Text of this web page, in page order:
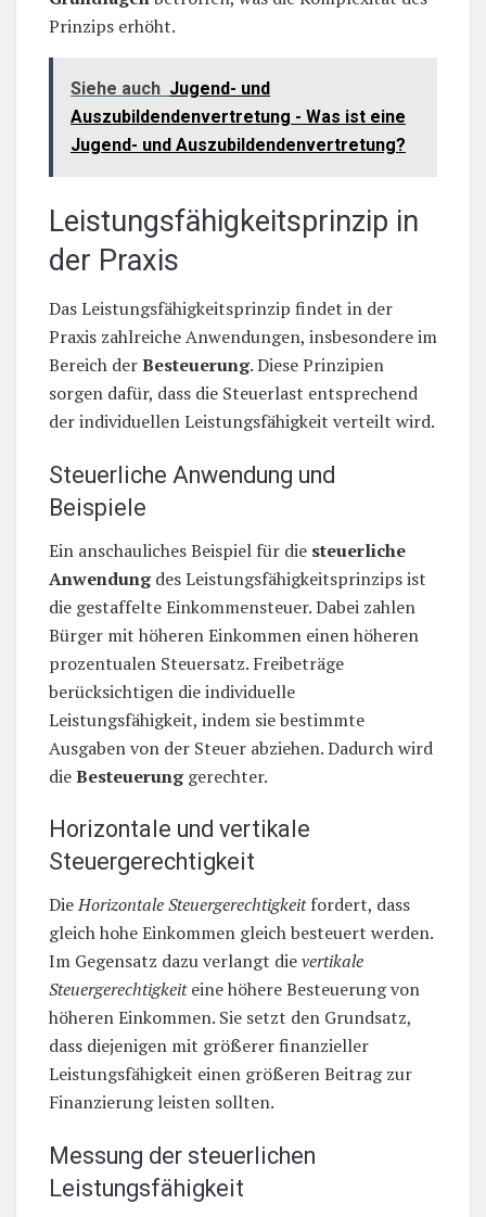
Prinzips erhöht.
Siehe auch Jugend- und
Auszubildendenvertretung - Was ist eine
Jugend- und Auszubildendenvertretung?
Leistungsfähigkeitsprinzip in
der Praxis
Das Leistungsfähigkeitsprinzip findet in der
Praxis zahlreiche Anwendungen, insbesondere im
Bereich derBesteuerung. Diese Prinzipien
sorgen dafür, dass die Steuerlast entsprechend
der individuellen Leistungsfähigkeit verteilt wird.
Steuerliche Anwendung und
Beispiele
Ein anschauliches Beispiel für die steuerliche
Anwendungdes Leistungsfähigkeitsprinzips ist
die gestaffelte Einkommensteuer. Dabei zahlen
Bürger mit höheren Einkommen einen höheren
prozentualen Steuersatz. Freibeträge
berücksichtigen die individuelle
Leistungsfähigkeit, indem sie bestimmte
Ausgaben von der Steuer abziehen. Dadurch wird
dieBesteuerunggerechter.
Horizontale und vertikale
Steuergerechtigkeit
DieHorizontale Steuergerechtigkeitfordert, dass
gleich hohe Einkommen gleich besteuert werden.
Im Gegensatz dazu verlangt dievertikale
Steuergerechtigkeiteine höhere Besteuerung von
höheren Einkommen. Sie setzt den Grundsatz,
dass diejenigen mit größerer finanzieller
Leistungsfähigkeit einen größeren Beitrag zur
Finanzierung leisten sollten.
Messung der steuerlichen
Leistungsfähigkeit